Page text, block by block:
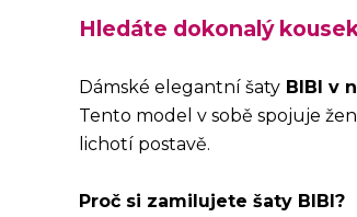
Hledáte dokonalý
Dámské elegantní šaty BIBI v
Tento model v sobě spojuje
lichotí postavě.
Proč si zamilujete šaty BIBI?